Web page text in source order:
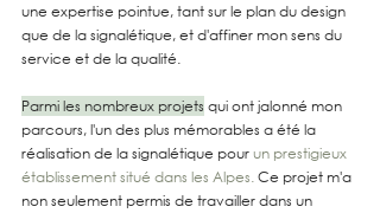
une expertise pointue, tant sur le plan du design
que de la signalétique, et d'affiner mon sens du
service et de la qualité.
Parmi les nombreux projets qui ont jalonné mon
parcours, l'un des plus mémorables a été la
réalisation de la signalétique pour un prestigieux
établissement situé dans les Alpes. Ce projet m'a
non seulement permis de travailler dans un